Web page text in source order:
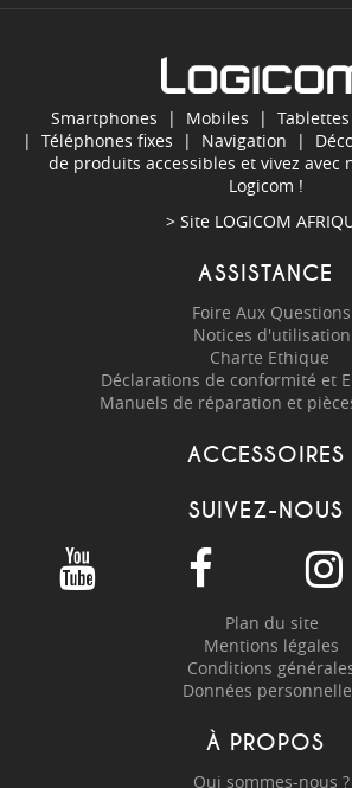
Smartphones | Mobiles | Tablettes
| Téléphones fixes | Navigation |
de produits accessibles et vivez avec
Logicom !
> Site LOGICOM
ASSISTANCE
Foire Aux Questions
Notices d'utilisation
Charte Ethique
Déclarations de conformité et
Manuels de réparation et
ACCESSOIRES
SUIVEZ-NOUS
Plan du site
Mentions légales
Conditions
Données
À PROPOS
Qui sommes-nous ?